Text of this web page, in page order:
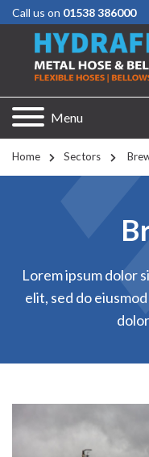
Call us on 01538 386000
Menu
Home Sectors
Lorem ipsum dolor
elit, sed do